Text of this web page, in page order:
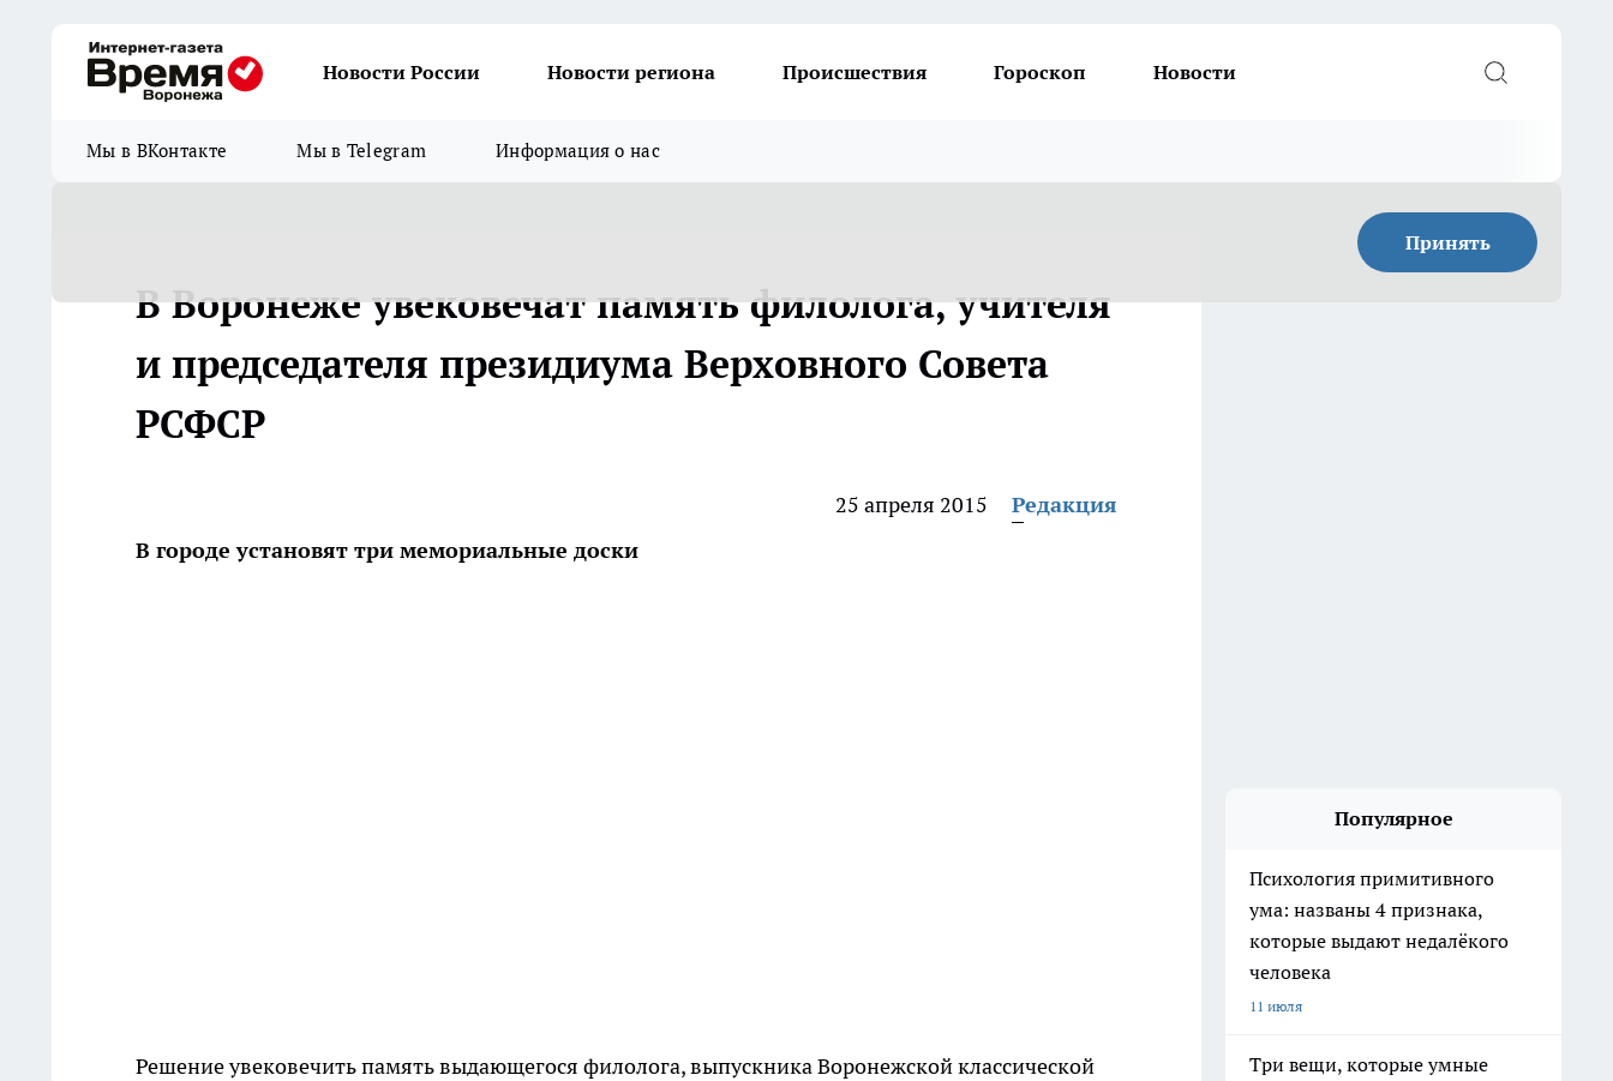
Новости России Новости региона Происшествия Гороскоп Новости
Мы в ВКонтакте Мы в Telegram Информация о нас
Принять
В Воронеже увековечат память филолога, учителя
и председателя президиума Верховного Совета
РСФСР
25 апреля 2015
Редакция
В городе установят три мемориальные доски
Решение увековечить память выдающегося филолога, выпускника Воронежской классической
Популярное
Психология примитивного
ума: названы 4 признака,
которые выдают недалёкого
человека
11 июля
Три вещи, которые умные